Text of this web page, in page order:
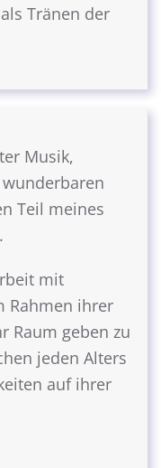
Tränen der
Musik,
Teil meines
mit
Rahmen ihrer
Raum geben zu
jeden Alters
auf ihrer